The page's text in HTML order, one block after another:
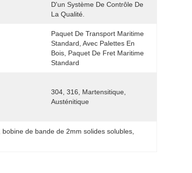
D'un Système De Contrôle De
La Qualité.
Paquet De Transport Maritime
Standard, Avec Palettes En
Bois, Paquet De Fret Maritime
Standard
304, 316, Martensitique,
Austénitique
bobine de bande de 2mm solides solubles